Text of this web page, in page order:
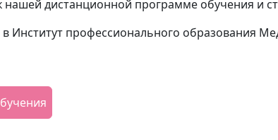
нашей дистанционной программе обучения и
Институт профессионального образования